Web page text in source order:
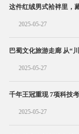
这件红绒男式袷袢里，
2025-05-27
巴蜀文化旅游走廊 从“
2025-05-27
千年王冠重现 7项科技
2025-05-27